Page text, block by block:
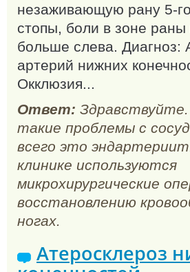
незаживающую рану 5-
стопы, боли в зоне раны
больше слева. Диагноз:
артерий нижних
Окклюзия...
Ответ:
такие проблемы с
всего это
клинике используются
микрохирургические
восстановлению
ногах.
Атеросклероз